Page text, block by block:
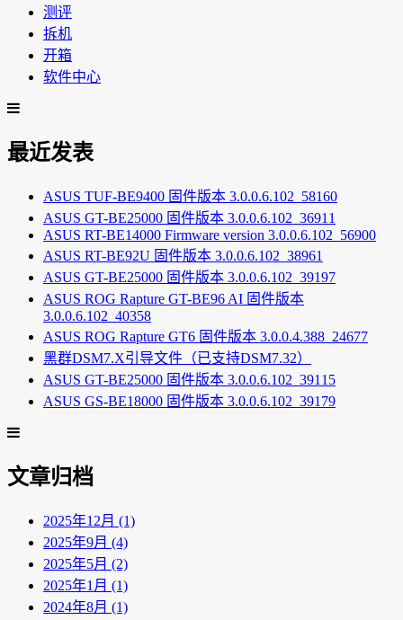
测评
拆机
开箱
软件中心
最近发表
ASUS TUF-BE9400 固件版本 3.0.0.6.102_58160
ASUS GT-BE25000 固件版本 3.0.0.6.102_36911
ASUS RT-BE14000 Firmware version 3.0.0.6.102_56900
ASUS RT-BE92U 固件版本 3.0.0.6.102_38961
ASUS GT-BE25000 固件版本 3.0.0.6.102_39197
ASUS ROG Rapture GT-BE96 AI 固件版本
3.0.0.6.102_40358
ASUS ROG Rapture GT6 固件版本 3.0.0.4.388_24677
黑群DSM7.X引导文件（已支持DSM7.32）
ASUS GT-BE25000 固件版本 3.0.0.6.102_39115
ASUS GS-BE18000 固件版本 3.0.0.6.102_39179
文章归档
2025年12月 (1)
2025年9月 (4)
2025年5月 (2)
2025年1月 (1)
2024年8月 (1)